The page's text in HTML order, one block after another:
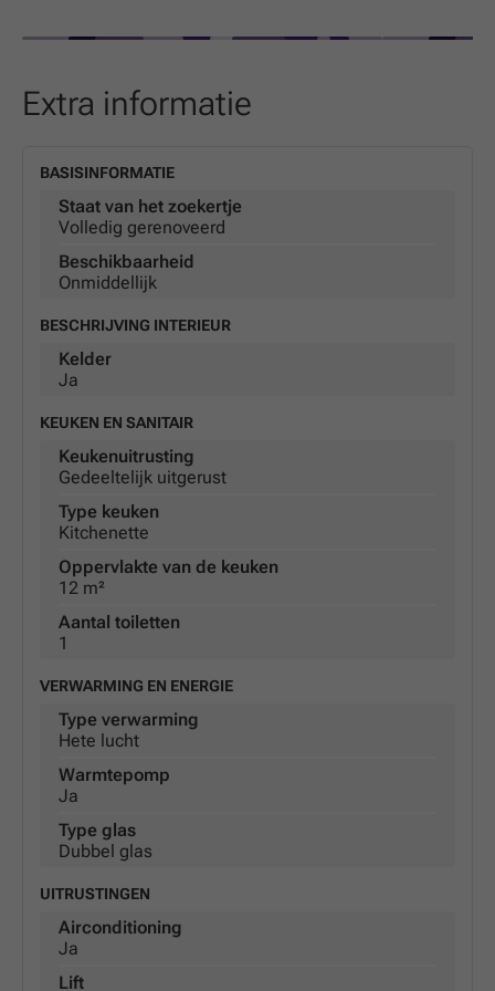
Youtube: "Flash Horizon"
Extra informatie
BASISINFORMATIE
Staat van het zoekertje
Volledig gerenoveerd
Beschikbaarheid
Onmiddellijk
BESCHRIJVING INTERIEUR
Kelder
Ja
KEUKEN EN SANITAIR
Keukenuitrusting
Gedeeltelijk uitgerust
Type keuken
Kitchenette
Oppervlakte van de keuken
12 m²
Aantal toiletten
1
VERWARMING EN ENERGIE
Type verwarming
Hete lucht
Warmtepomp
Ja
Type glas
Dubbel glas
UITRUSTINGEN
Airconditioning
Ja
Lift